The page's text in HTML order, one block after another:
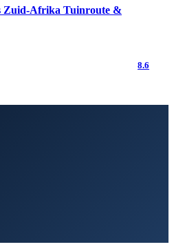
Zuid-Afrika Tuinroute &
8.6